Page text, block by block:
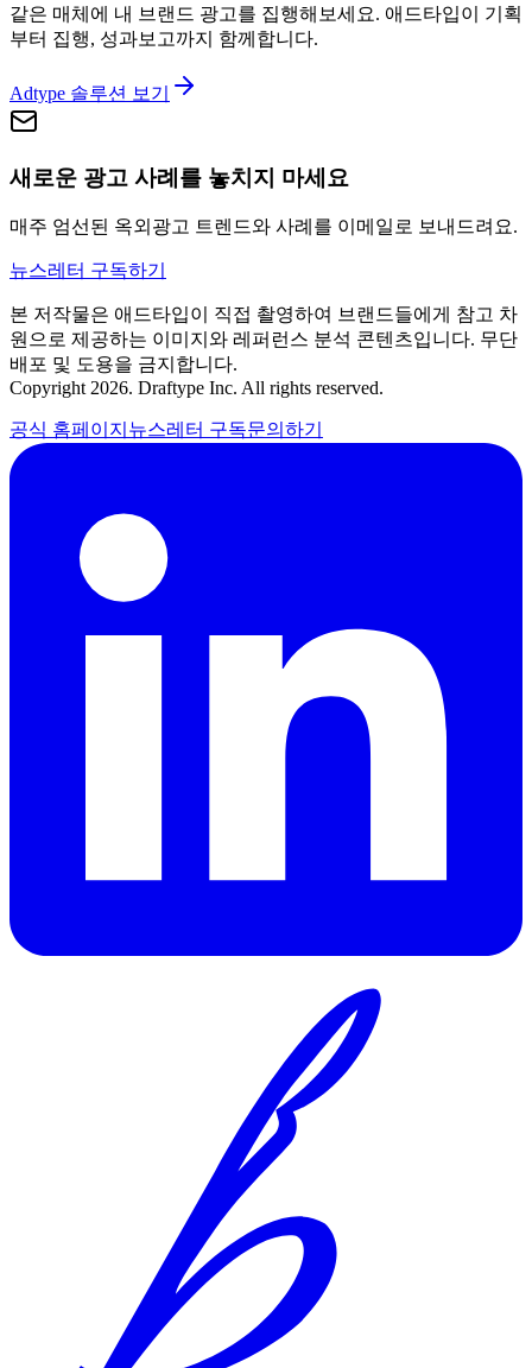
같은 매체에 내 브랜드 광고를 집행해보세요. 애드타입이 기획
부터 집행, 성과보고까지 함께합니다.
Adtype 솔루션 보기
새로운 광고 사례를 놓치지 마세요
매주 엄선된 옥외광고 트렌드와 사례를 이메일로 보내드려요.
뉴스레터 구독하기
본 저작물은 애드타입이 직접 촬영하여 브랜드들에게 참고 차
원으로 제공하는 이미지와 레퍼런스 분석 콘텐츠입니다. 무단
배포 및 도용을 금지합니다.
Copyright 2026. Draftype Inc. All rights reserved.
공식 홈페이지 뉴스레터 구독문의하기